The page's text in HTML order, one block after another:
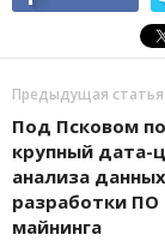
Предыдущая статья
Под Псковом
крупный дата-
анализа
разработки ПО
майнинга